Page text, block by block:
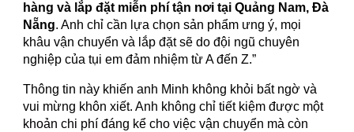
hàng và lắp đặt miễn phí tận nơi tại Quảng Nam, Đà
Nẵng. Anh chỉ cần lựa chọn sản phẩm ưng ý, mọi
khâu vận chuyển và lắp đặt sẽ do đội ngũ chuyên
nghiệp của tụi em đảm nhiệm từ A đến Z.”
Thông tin này khiến anh Minh không khỏi bất ngờ và
vui mừng khôn xiết. Anh không chỉ tiết kiệm được một
khoản chi phí đáng kể cho việc vận chuyển mà còn